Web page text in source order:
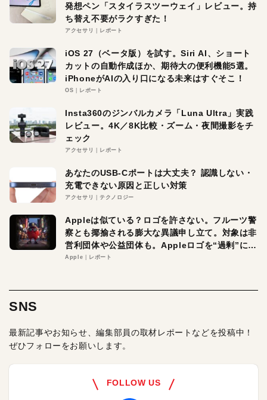
発想ペン「スタイラスツーウェイ」レビュー。持
ち替え不要がラクすぎた！
アクセサリ レポート
iOS 27（ベータ版）を試す。Siri AI、ショート
カットの自動作成ほか、期待大の便利機能5選。
iPhoneがAIの入り口になる未来はすぐそこ！
OS レポート
Insta360のジンバルカメラ「Luna Ultra」実践
レビュー。4K／8K比較・ズーム・夜間撮影をチ
ェック
アクセサリ レポート
あなたのUSB-Cポートは大丈夫？ 認識しない・
充電できない原因と正しい対策
アクセサリ テクノロジー
Appleは似ている？ロゴを許さない。フルーツ警
察とも揶揄される膨大な異議申し立て。対象は非
営利団体や公益団体も。Appleロゴを“過剰”に守
る理由とは
Apple レポート
SNS
最新記事やお知らせ、編集部員の取材レポートなどを投稿中！
ぜひフォローをお願いします。
FOLLOW US